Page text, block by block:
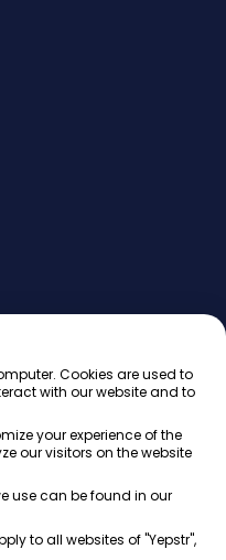
Cookies are used to
with our website and to
your experience of the
our visitors on the website
use can be found in our
to all websites of "Yepstr",